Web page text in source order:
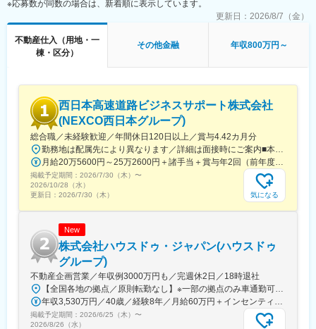
くっています。
■同社の魅力
株式会社ＨＣＬでは資産形成や組織の育成の仕組み化のマネジメ
成長できる環境を整えております。また、1人1人が働きやすくな
るよう選考のタイミングで独自の性格診断を受験いただき、入社
後の育成計画に反映いたします。
変更の範囲：会社の定める業務
・取得の可否を判断
・契約／決済など、一連の手続きを実施
ができる
・不動産再生事業では築古物件、不動産小口化事業・オフィス区
分事業では都心部の築浅物件と幅広い年代の物件を扱うことがで
きる
・全ての事業の検討を行うため、マンション、オフィス、商業ビ
ル、ホテルなど多岐にわたるアセットを取り扱うことが可能で、
不動産の知識を常に吸収できる
・年に2～3棟自社で新築開発もしているので、土地案件も取り扱
・独自のビジネスモデルにより、仕入れから出口戦略まで一貫し
て経験可能
・事業拡大フェーズのため、組織づくりに携わるチャンスがある
■働き方
・個人の裁量が大きく、自立して業務を進められる風土です
・課長1名にメンバー5名程度のチーム制で、相談しやすい環境で
す
※応募数が同数の場合は、新着順に表示しています。
更新日： 2026/8/7（金）
不動産仕入（用地・一
棟・区分）
その他金融 年収800万円～
西日本高速道路ビジネスサポート株式会社
(NEXCO西日本グループ)
総合職／未経験歓迎／年間休日120日以上／賞与4.42カ月分
勤務地は配属先により異なります／詳細は面接時にご案内■本社・関西エリア大阪府／京都府／兵庫県／滋賀県／奈良県／和歌山県本社：大阪府吹田市豊津町9-1 EDGE江坂16F関西支店：大阪市淀川区宮原4-1-4 KDX新大阪ビル11F など■中国エリア広島県／岡山県／鳥取県／島根県／山口県中国支店：広島県広島市南区京橋町1-23 大樹生命広島駅前ビル8F など■九州エリア福岡県／長崎県／佐賀県／熊本県／大分県／宮崎県／鹿児島県九州支店：福岡市博多区博多駅前2-17-8 安田第4ビル6F など■四国エリア香川県／徳島県／愛媛県／高知県四国出張所：香川県高松市朝日町4-1-3 など★6年間で『地域固定』が可能！ライフスタイルに合わせた働き方へ。－－－－－－－－－－－－－－－－－入社後は、西日本全域での転勤やジョブローテーションの可能性があります。ただし、6年間勤務いただくと、地域を限定した転勤やジョブローテーションに切り替えられる制度をご用意しています。幅広い経験を積みながら、将来的にはライフスタイルに合わせた働き方を選べる仕組みです。
月給20万5600円～25万2600円＋諸手当＋賞与年2回（前年度実績4.42カ月分）※年齢・経験・スキルを考慮の上、決定します
掲載予定期間： 2026/7/30（木） 〜
2026/10/28（水）
更新日： 2026/7/30（木） 気になる
New
株式会社ハウスドゥ・ジャパン(ハウスドゥ
グループ)
不動産企画営業／年収例3000万円も／完週休2日／18時退社
【全国各地の拠点／原則転勤なし】※一部の拠点のみ車通勤可※勤務地は希望を考慮して配属します〈関東エリア〉■東京都・八丁堀店■埼玉県・新田駅前店〈中部エリア〉■愛知県・名古屋西店■三重県・四日市富田店〈関西エリア〉■京都府・京都本店・山科中央店■大阪府・JR高槻北口店・京橋駅前店■奈良県・橿原店・大和西大寺駅前店■滋賀県・草津店■兵庫県・姫路駅南口店〈中国エリア〉■岡山県・岡山駅東口店■広島県・広島白神社前店〈九州エリア〉■熊本県・熊本城東店■福岡県・博多駅東店（8月オープン予定）〈沖縄エリア〉■沖縄県・沖縄店・コザ中央店・名護店・糸満店・那覇新都心店・与那原西原店◎受動喫煙対策あり
年収3,530万円／40歳／経験8年／月給60万円＋インセンティブ 年収2,000万円／44歳／経験4年／月給58万円＋インセンティブ
掲載予定期間： 2026/6/25（木） 〜
2026/8/26（水）